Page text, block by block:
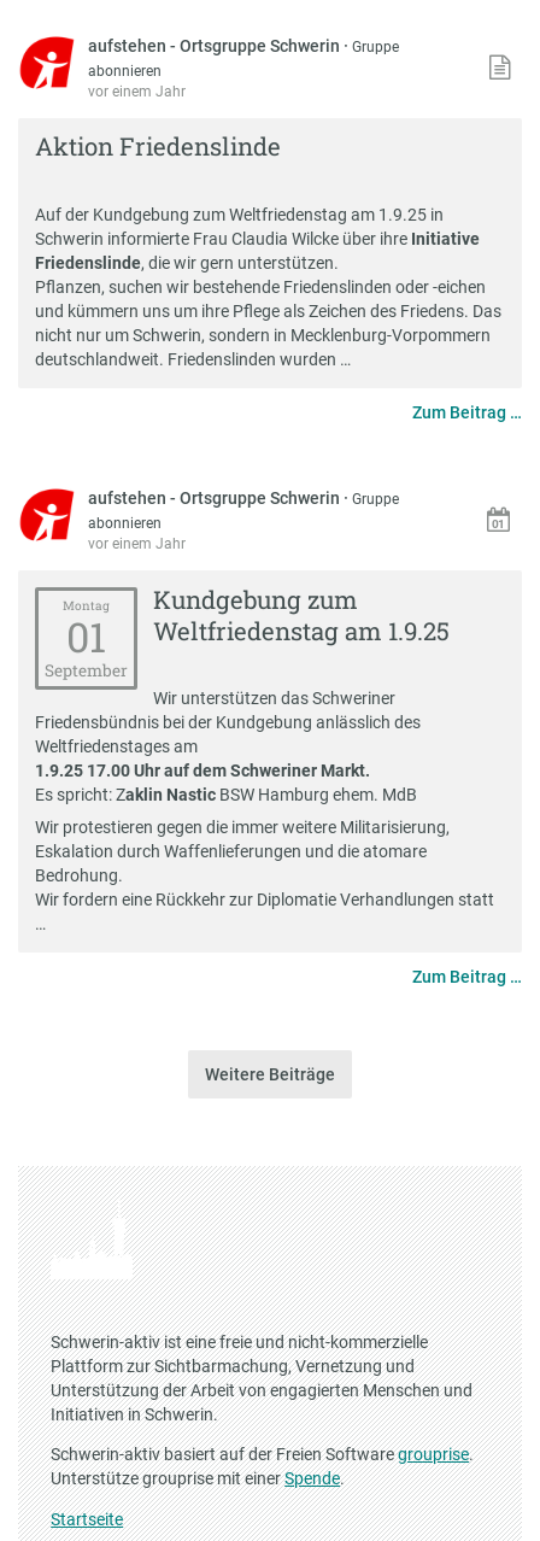
aufstehen - Ortsgruppe Schwerin ·Gruppe
abonnieren
vor einem Jahr
Aktion Friedenslinde
Auf der Kundgebung zum Weltfriedenstag am 1.9.25 in
Schwerin informierte Frau Claudia Wilcke über ihre Initiative
Friedenslinde, die wir gern unterstützen.
Pflanzen, suchen wir bestehende Friedenslinden oder -eichen
und kümmern uns um ihre Pflege als Zeichen des Friedens. Das
nicht nur um Schwerin, sondern in Mecklenburg-Vorpommern
deutschlandweit. Friedenslinden wurden …
Zum Beitrag …
aufstehen - Ortsgruppe Schwerin ·Gruppe
abonnieren
vor einem Jahr
Montag
01
September
Kundgebung zum
Weltfriedenstag am 1.9.25
Wir unterstützen das Schweriner
Friedensbündnis bei der Kundgebung anlässlich des
Weltfriedenstages am
1.9.25 17.00 Uhr auf dem Schweriner Markt.
Es spricht: Zaklin NasticBSW Hamburg ehem. MdB
Wir protestieren gegen die immer weitere Militarisierung,
Eskalation durch Waffenlieferungen und die atomare
Bedrohung.
Wir fordern eine Rückkehr zur Diplomatie Verhandlungen statt
…
Zum Beitrag …
Weitere Beiträge
Schwerin-aktiv ist eine freie und nicht-kommerzielle
Plattform zur Sichtbarmachung, Vernetzung und
Unterstützung der Arbeit von engagierten Menschen und
Initiativen in Schwerin.
Schwerin-aktiv basiert auf der Freien Softwaregrouprise.
Unterstütze grouprise mit einerSpende.
Startseite